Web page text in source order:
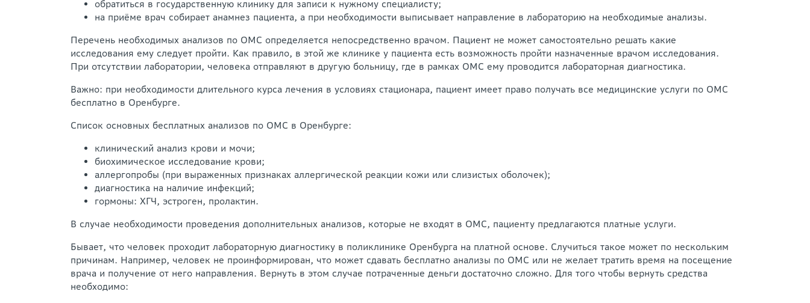
обратиться в государственную клинику для записи к нужному специалисту;
на приёме врач собирает анамнез пациента, а при необходимости выписывает направление в лабораторию на необходимые анализы.
Перечень необходимых анализов по ОМС определяется непосредственно врачом. Пациент не может самостоятельно решать какие
исследования ему следует пройти. Как правило, в этой же клинике у пациента есть возможность пройти назначенные врачом исследования.
При отсутствии лаборатории, человека отправляют в другую больницу, где в рамках ОМС ему проводится лабораторная диагностика.
Важно: при необходимости длительного курса лечения в условиях стационара, пациент имеет право получать все медицинские услуги по ОМС
бесплатно в Оренбурге.
Список основных бесплатных анализов по ОМС в Оренбурге:
клинический анализ крови и мочи;
биохимическое исследование крови;
аллергопробы (при выраженных признаках аллергической реакции кожи или слизистых оболочек);
диагностика на наличие инфекций;
гормоны: ХГЧ, эстроген, пролактин.
В случае необходимости проведения дополнительных анализов, которые не входят в ОМС, пациенту предлагаются платные услуги.
Бывает, что человек проходит лабораторную диагностику в поликлинике Оренбурга на платной основе. Случиться такое может по нескольким
причинам. Например, человек не проинформирован, что может сдавать бесплатно анализы по ОМС или не желает тратить время на посещение
врача и получение от него направления. Вернуть в этом случае потраченные деньги достаточно сложно. Для того чтобы вернуть средства
необходимо: